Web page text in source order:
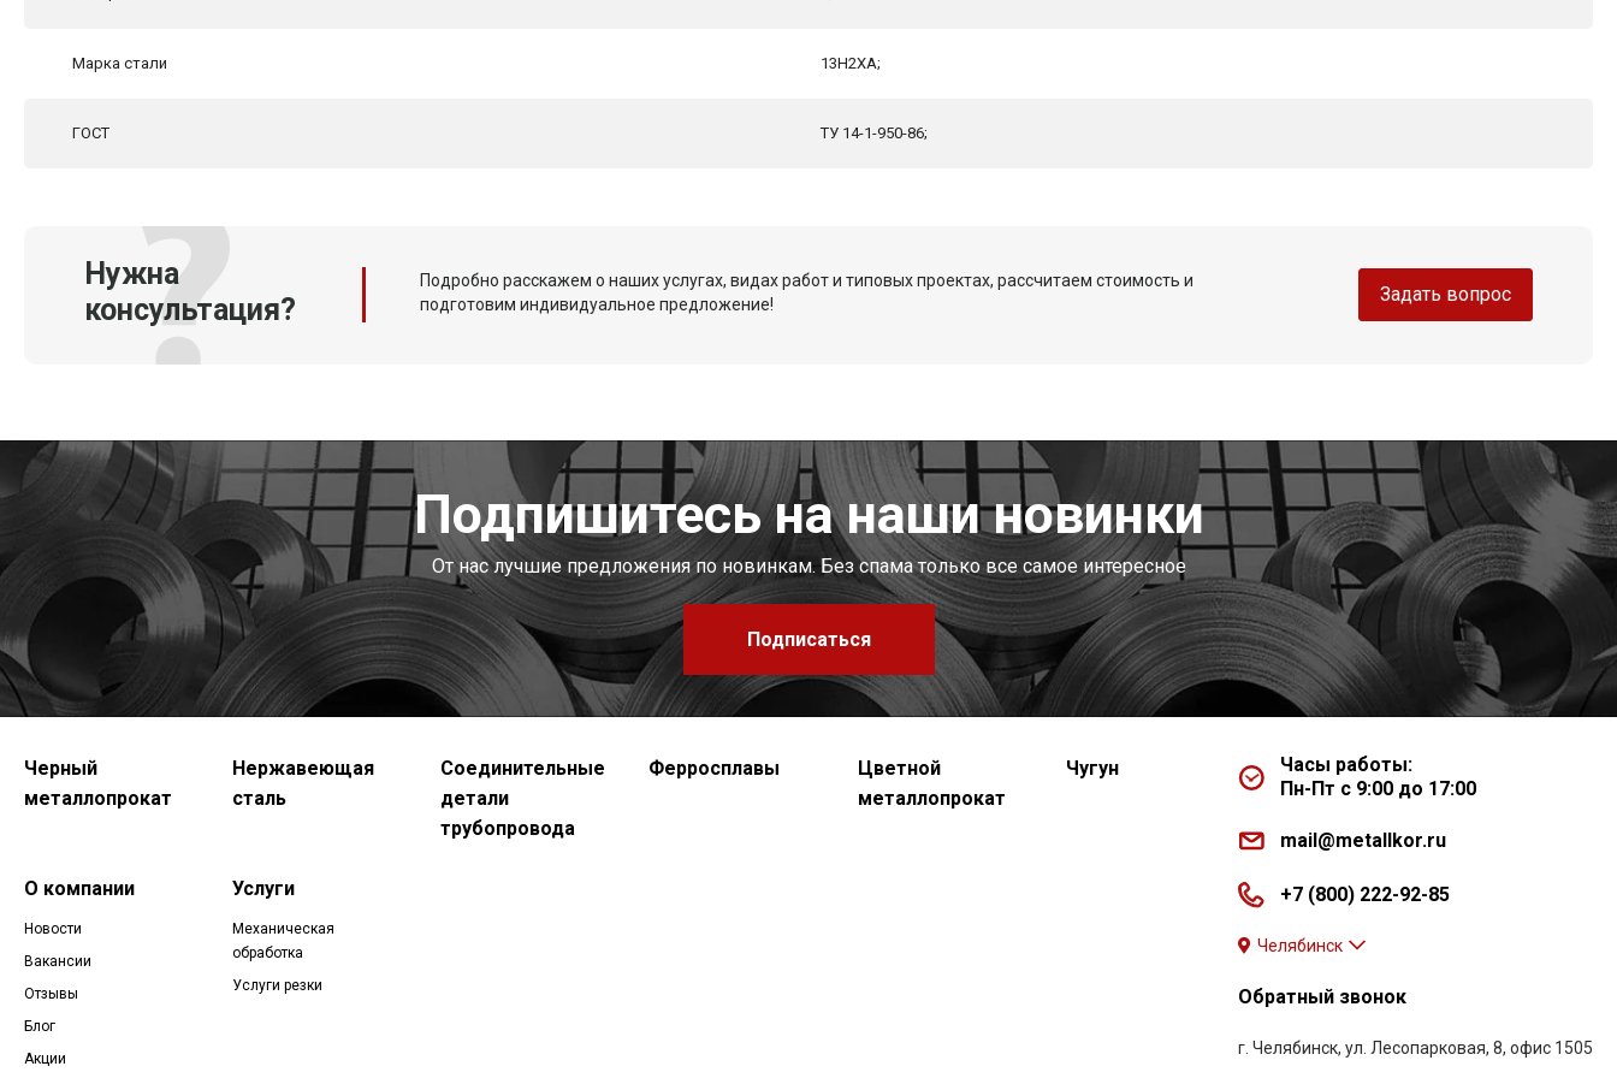
Марка стали 13Н2ХА;
ГОСТ ТУ 14-1-950-86;
Нужна
консультация?
Подробно расскажем о наших услугах, видах работ и типовых проектах, рассчитаем стоимость и
подготовим индивидуальное предложение!
Задать вопрос
Подпишитесь на наши новинки
От нас лучшие предложения по новинкам. Без спама только все самое интересное
Подписаться
Черный
металлопрокат
Нержавеющая
сталь
Соединительные
детали
трубопровода
Ферросплавы
Цветной
металлопрокат
Чугун
О компании
Новости
Вакансии
Отзывы
Блог
Акции
Услуги
Механическая
обработка
Услуги резки
Часы работы:
Пн-Пт с 9:00 до 17:00
mail@metallkor.ru
+7 (800) 222-92-85
Челябинск
Обратный звонок
г. Челябинск, ул. Лесопарковая, 8, офис 1505